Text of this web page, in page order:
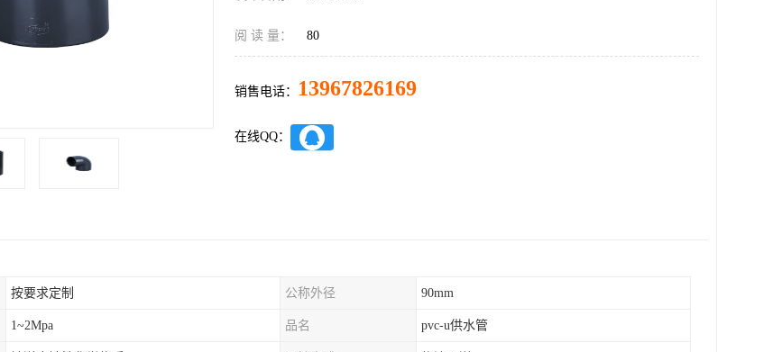
阅 读 量： 80
销售电话： 13967826169
在线QQ：
按要求定制 公称外径 90mm
1~2Mpa 品名 pvc-u供水管